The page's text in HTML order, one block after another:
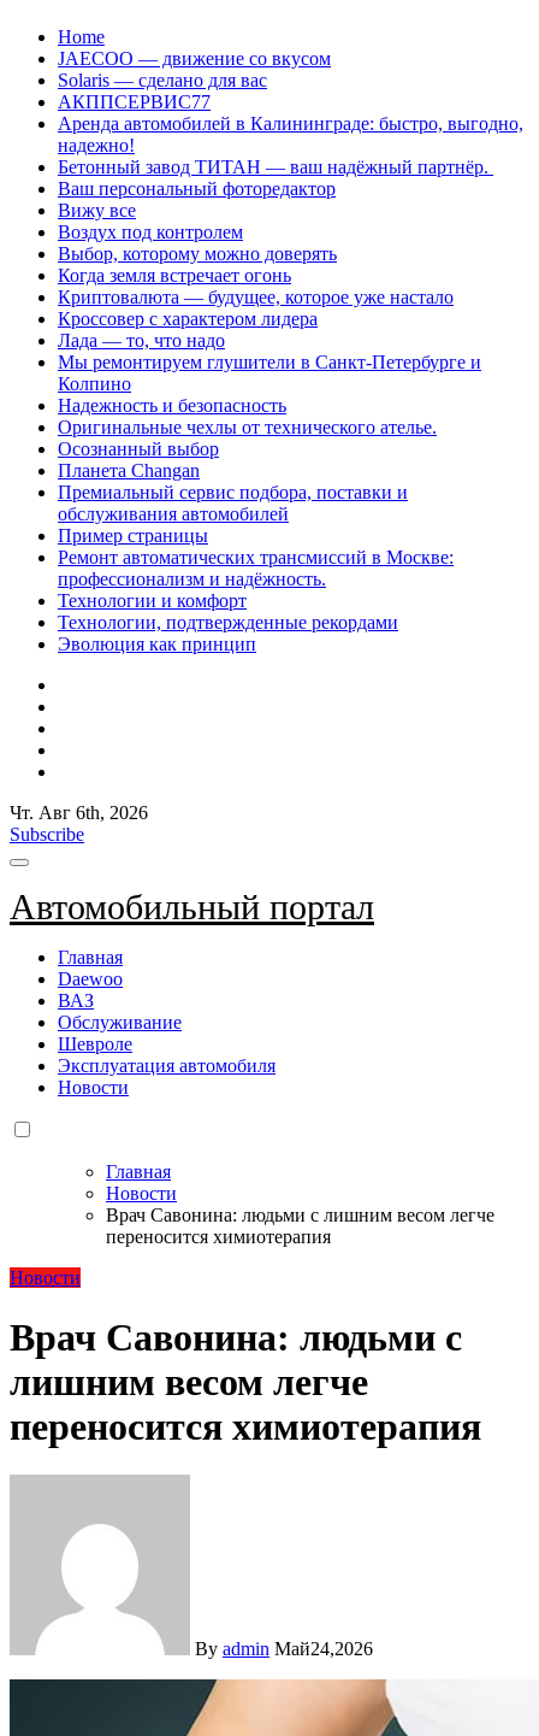
Перейти
содержанию
Home
JAECOO — движение со вкусом
Solaris — сделано для вас
АКППСЕРВИС77
Аренда автомобилей в Калининграде: быстро, выгодно,
надежно!
Бетонный завод ТИТАН — ваш надёжный партнёр.
Ваш персональный фоторедактор
Вижу все
Воздух под контролем
Выбор, которому можно доверять
Когда земля встречает огонь
Криптовалюта — будущее, которое уже настало
Кроссовер с характером лидера
Лада — то, что надо
Мы ремонтируем глушители в Санкт-Петербурге и
Колпино
Надежность и безопасность
Оригинальные чехлы от технического ателье.
Осознанный выбор
Планета Changan
Премиальный сервис подбора, поставки и
обслуживания автомобилей
Пример страницы
Ремонт автоматических трансмиссий в Москве:
профессионализм и надёжность.
Технологии и комфорт
Технологии, подтвержденные рекордами
Эволюция как принцип
Чт. Авг 6th, 2026
Subscribe
Автомобильный портал
Главная
Daewoo
ВАЗ
Обслуживание
Шевроле
Эксплуатация автомобиля
Новости
Главная
Новости
Врач Савонина: людьми с лишним весом легче
переносится химиотерапия
Новости
Врач Савонина: людьми с
лишним весом легче
переносится химиотерапия
By admin Май24,2026